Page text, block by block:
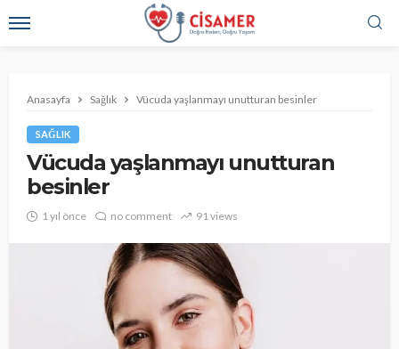
Anasayfa Sağlık Vücuda yaşlanmayı unutturan besinler
SAĞLIK
Vücuda yaşlanmayı unutturan
besinler
1 yıl önce no comment 91 views